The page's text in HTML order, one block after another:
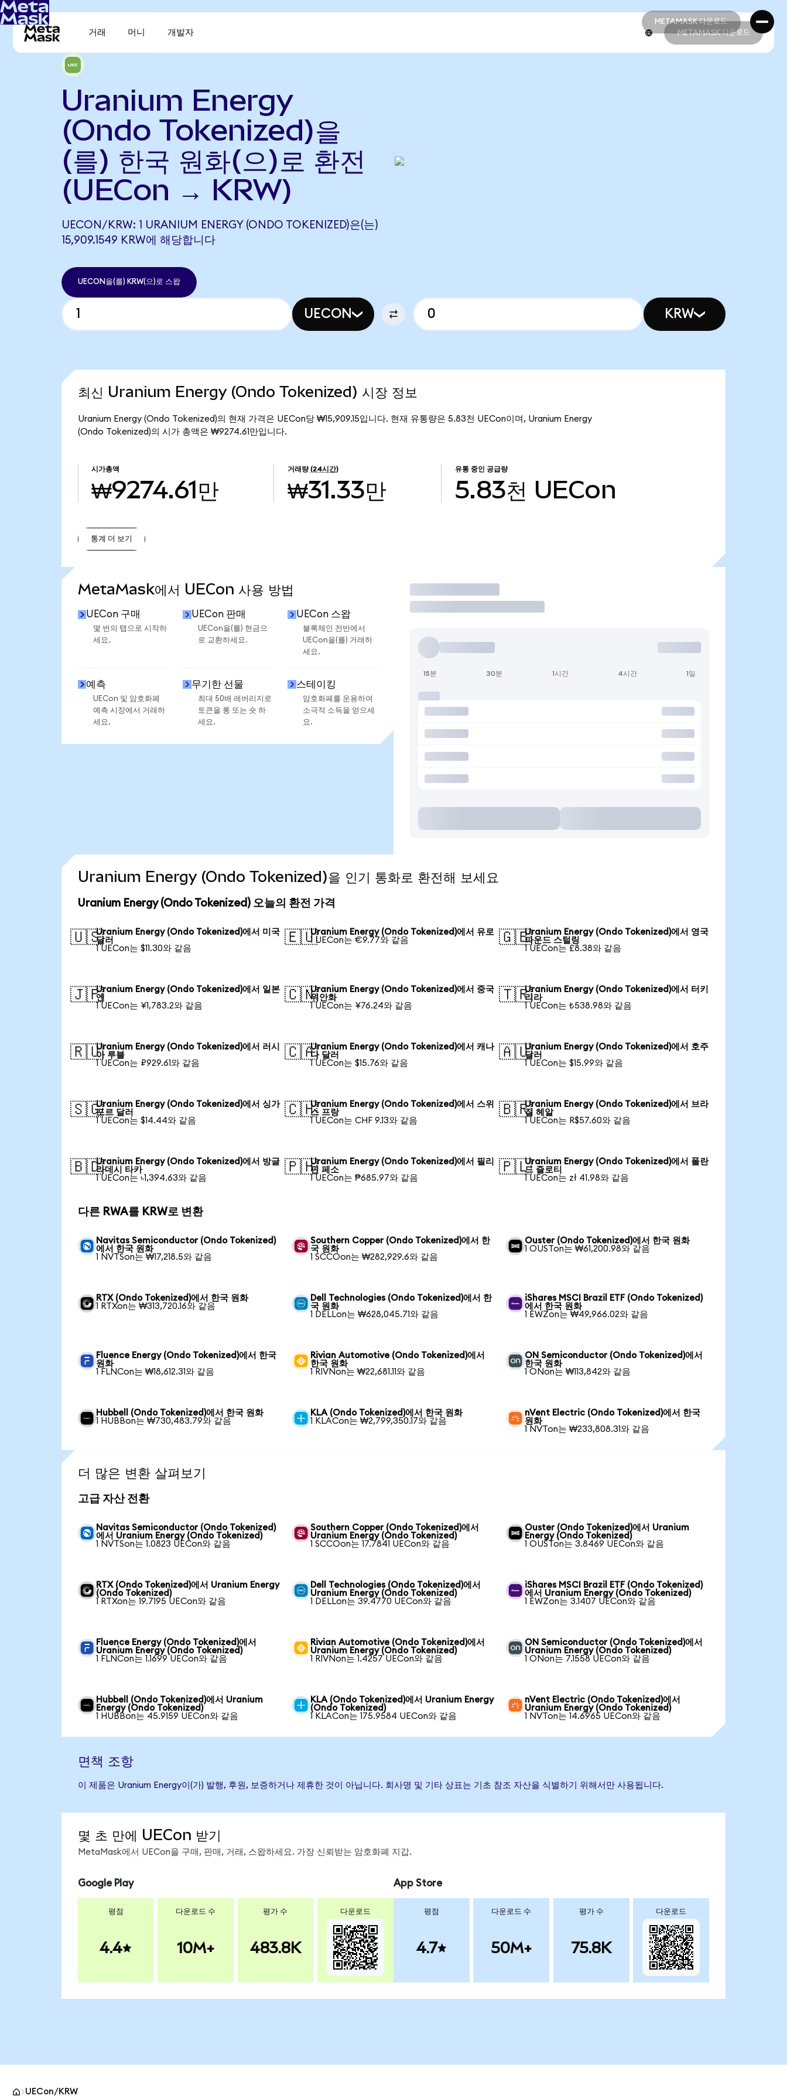
METAMASK 다운로드
METAMASK 다운로드
거래 머니 개발자 METAMASK 다운로드
Uranium Energy
(Ondo Tokenized)을
(를) 한국 원화(으)로 환전
(UECon → KRW)
UECON/KRW: 1 URANIUM ENERGY (ONDO TOKENIZED)은(는)
15,909.1549 KRW에 해당합니다
UECON을(를) KRW(으)로 스왑
UECON KRW
최신 Uranium Energy (Ondo Tokenized) 시장 정보
Uranium Energy (Ondo Tokenized)의 현재 가격은 UECon당 ₩15,909.15입니다. 현재 유통량은 5.83천 UECon이며, Uranium Energy
(Ondo Tokenized)의 시가 총액은 ₩9274.61만입니다.
시가총액
₩9274.61만
거래량 (24시간)
₩31.33만
유통 중인 공급량
5.83천 UECon
통계 더 보기
MetaMask에서 UECon 사용 방법
UECon 구매
몇 번의 탭으로 시작하
세요.
UECon 판매
UECon을(를) 현금으
로 교환하세요.
UECon 스왑
블록체인 전반에서
UECon을(를) 거래하
세요.
예측
UECon 및 암호화폐
예측 시장에서 거래하
세요.
무기한 선물
최대 50배 레버리지로
토큰을 롱 또는 숏 하
세요.
스테이킹
암호화폐를 운용하여
소극적 소득을 얻으세
요.
거래
15분 30분 1시간 4시간 1일
Uranium Energy (Ondo Tokenized)을 인기 통화로 환전해 보세요
Uranium Energy (Ondo Tokenized) 오늘의 환전 가격
🇺🇸Uranium Energy (Ondo Tokenized)에서 미국
달러
1 UECon는 $11.30와 같음
🇪🇺Uranium Energy (Ondo Tokenized)에서 유로
1 UECon는 €9.77와 같음
🇬🇧Uranium Energy (Ondo Tokenized)에서 영국
파운드 스털링
1 UECon는 £8.38와 같음
🇯🇵Uranium Energy (Ondo Tokenized)에서 일본
엔
1 UECon는 ¥1,783.2와 같음
🇨🇳Uranium Energy (Ondo Tokenized)에서 중국
위안화
1 UECon는 ¥76.24와 같음
🇹🇷Uranium Energy (Ondo Tokenized)에서 터키
리라
1 UECon는 ₺538.98와 같음
🇷🇺Uranium Energy (Ondo Tokenized)에서 러시
아 루블
1 UECon는 ₽929.61와 같음
🇨🇦Uranium Energy (Ondo Tokenized)에서 캐나
다 달러
1 UECon는 $15.76와 같음
🇦🇺Uranium Energy (Ondo Tokenized)에서 호주
달러
1 UECon는 $15.99와 같음
🇸🇬Uranium Energy (Ondo Tokenized)에서 싱가
포르 달러
1 UECon는 $14.44와 같음
🇨🇭Uranium Energy (Ondo Tokenized)에서 스위
스 프랑
1 UECon는 CHF 9.13와 같음
🇧🇷Uranium Energy (Ondo Tokenized)에서 브라
질 헤알
1 UECon는 R$57.60와 같음
🇧🇩Uranium Energy (Ondo Tokenized)에서 방글
라데시 타카
1 UECon는 ৳1,394.63와 같음
🇵🇭Uranium Energy (Ondo Tokenized)에서 필리
핀 페소
1 UECon는 ₱685.97와 같음
🇵🇱Uranium Energy (Ondo Tokenized)에서 폴란
드 즐로티
1 UECon는 zł 41.98와 같음
다른 RWA를 KRW로 변환
Navitas Semiconductor (Ondo Tokenized)
에서 한국 원화
1 NVTSon는 ₩17,218.5와 같음
Southern Copper (Ondo Tokenized)에서 한
국 원화
1 SCCOon는 ₩282,929.6와 같음
Ouster (Ondo Tokenized)에서 한국 원화
1 OUSTon는 ₩61,200.98와 같음
RTX (Ondo Tokenized)에서 한국 원화
1 RTXon는 ₩313,720.16와 같음
Dell Technologies (Ondo Tokenized)에서 한
국 원화
1 DELLon는 ₩628,045.71와 같음
iShares MSCI Brazil ETF (Ondo Tokenized)
에서 한국 원화
1 EWZon는 ₩49,966.02와 같음
Fluence Energy (Ondo Tokenized)에서 한국
원화
1 FLNCon는 ₩18,612.31와 같음
Rivian Automotive (Ondo Tokenized)에서
한국 원화
1 RIVNon는 ₩22,681.11와 같음
ON Semiconductor (Ondo Tokenized)에서
한국 원화
1 ONon는 ₩113,842와 같음
Hubbell (Ondo Tokenized)에서 한국 원화
1 HUBBon는 ₩730,483.79와 같음
KLA (Ondo Tokenized)에서 한국 원화
1 KLACon는 ₩2,799,350.17와 같음
nVent Electric (Ondo Tokenized)에서 한국
원화
1 NVTon는 ₩233,808.31와 같음
더 많은 변환 살펴보기
고급 자산 전환
Navitas Semiconductor (Ondo Tokenized)
에서 Uranium Energy (Ondo Tokenized)
1 NVTSon는 1.0823 UECon와 같음
Southern Copper (Ondo Tokenized)에서
Uranium Energy (Ondo Tokenized)
1 SCCOon는 17.7841 UECon와 같음
Ouster (Ondo Tokenized)에서 Uranium
Energy (Ondo Tokenized)
1 OUSTon는 3.8469 UECon와 같음
RTX (Ondo Tokenized)에서 Uranium Energy
(Ondo Tokenized)
1 RTXon는 19.7195 UECon와 같음
Dell Technologies (Ondo Tokenized)에서
Uranium Energy (Ondo Tokenized)
1 DELLon는 39.4770 UECon와 같음
iShares MSCI Brazil ETF (Ondo Tokenized)
에서 Uranium Energy (Ondo Tokenized)
1 EWZon는 3.1407 UECon와 같음
Fluence Energy (Ondo Tokenized)에서
Uranium Energy (Ondo Tokenized)
1 FLNCon는 1.1699 UECon와 같음
Rivian Automotive (Ondo Tokenized)에서
Uranium Energy (Ondo Tokenized)
1 RIVNon는 1.4257 UECon와 같음
ON Semiconductor (Ondo Tokenized)에서
Uranium Energy (Ondo Tokenized)
1 ONon는 7.1558 UECon와 같음
Hubbell (Ondo Tokenized)에서 Uranium
Energy (Ondo Tokenized)
1 HUBBon는 45.9159 UECon와 같음
KLA (Ondo Tokenized)에서 Uranium Energy
(Ondo Tokenized)
1 KLACon는 175.9584 UECon와 같음
nVent Electric (Ondo Tokenized)에서
Uranium Energy (Ondo Tokenized)
1 NVTon는 14.6965 UECon와 같음
면책 조항
이 제품은 Uranium Energy이(가) 발행, 후원, 보증하거나 제휴한 것이 아닙니다. 회사명 및 기타 상표는 기초 참조 자산을 식별하기 위해서만 사용됩니다.
몇 초 만에 UECon 받기
MetaMask에서 UECon을 구매, 판매, 거래, 스왑하세요. 가장 신뢰받는 암호화폐 지갑.
Google Play
평점
4.4
다운로드 수
10M+
평가 수
483.8K
다운로드
App Store
평점
4.7
다운로드 수
50M+
평가 수
75.8K
다운로드
UECon/KRW